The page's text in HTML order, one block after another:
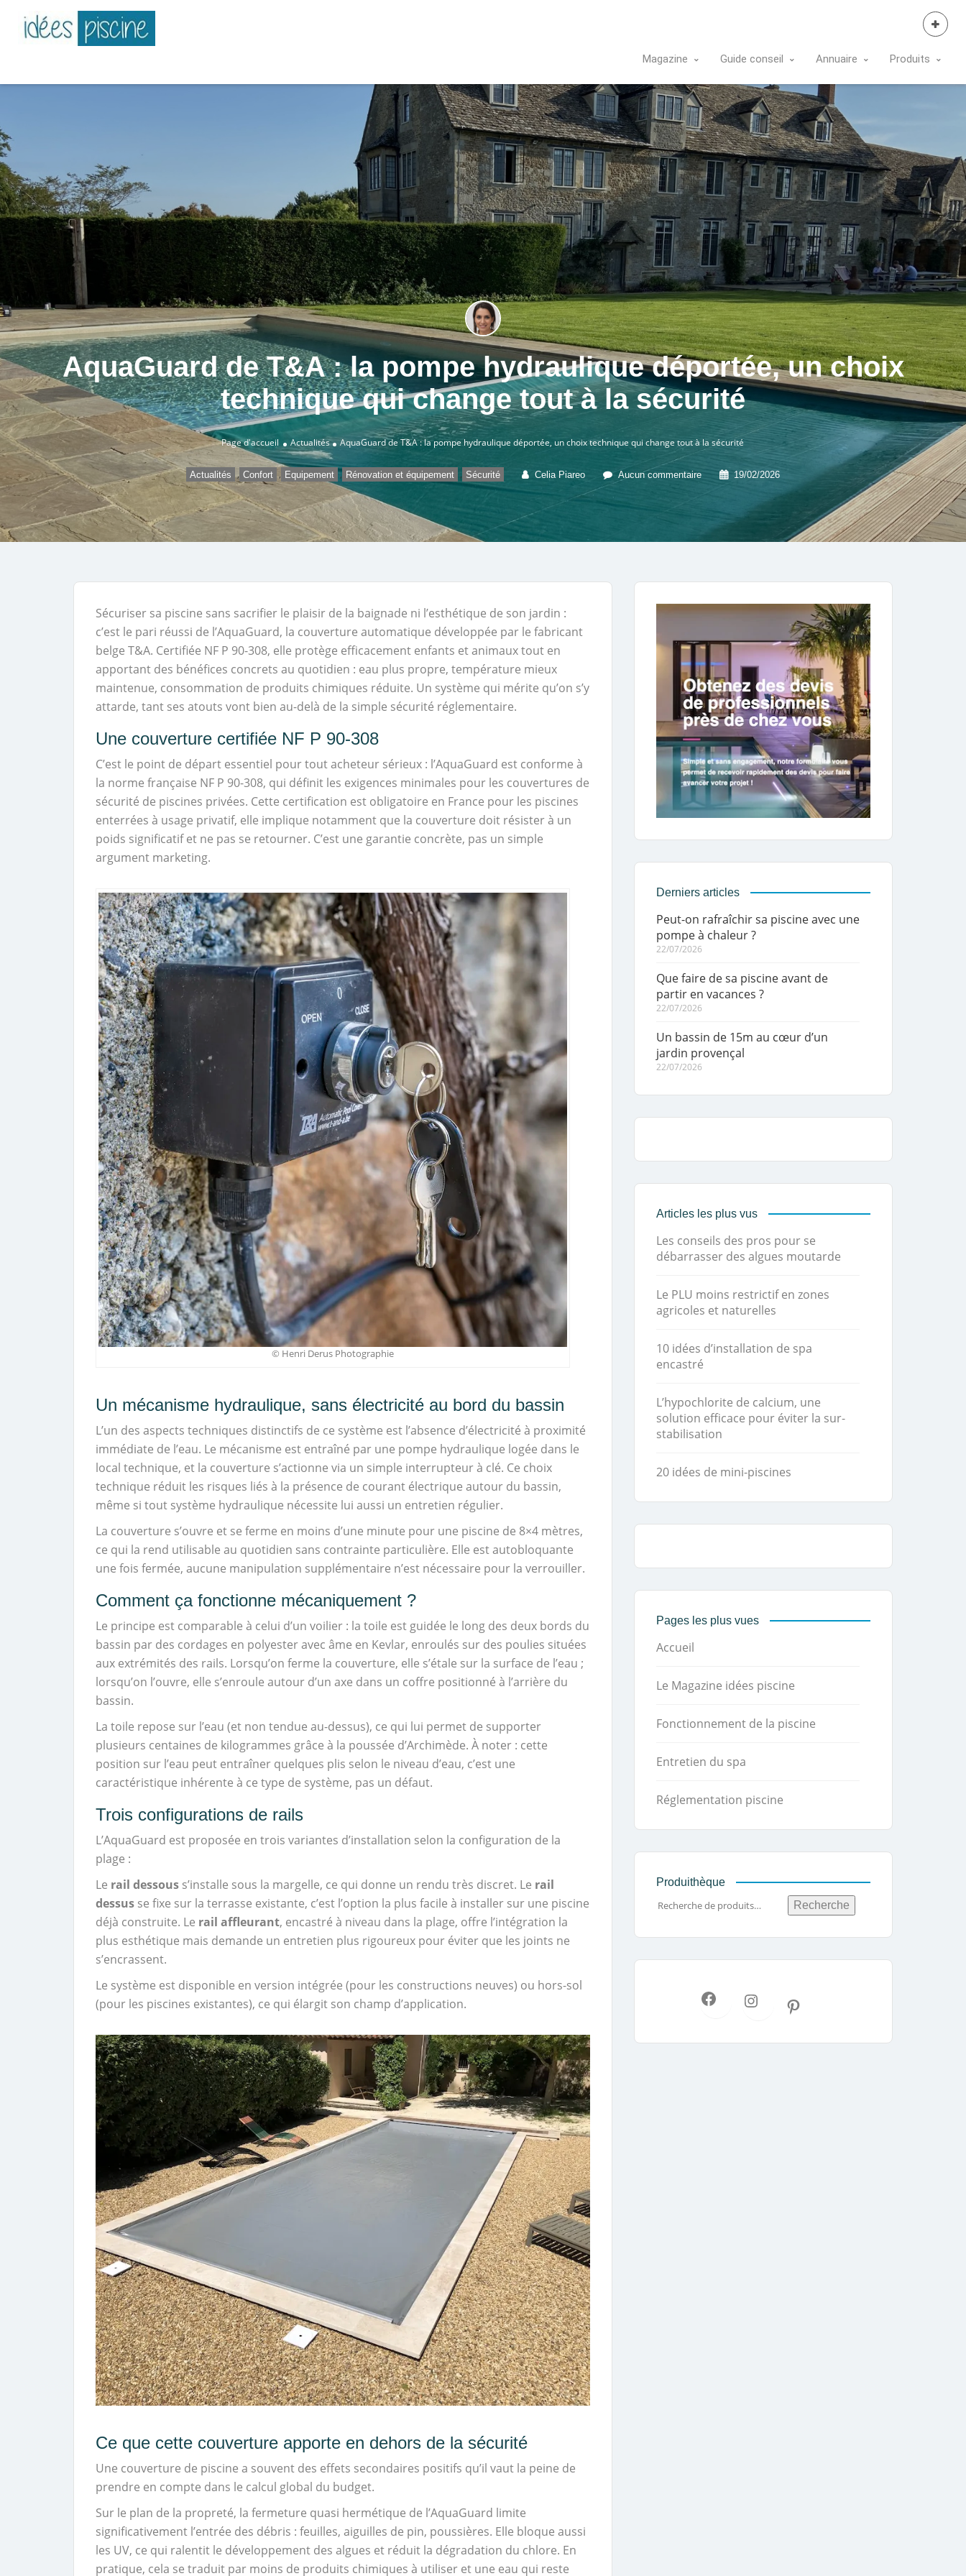
Magazine Guide conseil Annuaire Produits
AquaGuard de T&A : la pompe hydraulique déportée, un choix
technique qui change tout à la sécurité
Page d'accueil Actualités AquaGuard de T&A : la pompe hydraulique déportée, un choix technique qui change tout à la sécurité
Actualités , Confort , Equipement , Rénovation et équipement , Sécurité Celia Piareo Aucun commentaire 19/02/2026
Sécuriser sa piscine sans sacrifier le plaisir de la baignade ni l’esthétique de son jardin :
c’est le pari réussi de l’AquaGuard, la couverture automatique développée par le fabricant
belge T&A. Certifiée NF P 90-308, elle protège efficacement enfants et animaux tout en
apportant des bénéfices concrets au quotidien : eau plus propre, température mieux
maintenue, consommation de produits chimiques réduite. Un système qui mérite qu’on s’y
attarde, tant ses atouts vont bien au-delà de la simple sécurité réglementaire.
Une couverture certifiée NF P 90-308
C’est le point de départ essentiel pour tout acheteur sérieux : l’AquaGuard est conforme à
la norme française NF P 90-308, qui définit les exigences minimales pour les couvertures de
sécurité de piscines privées. Cette certification est obligatoire en France pour les piscines
enterrées à usage privatif, elle implique notamment que la couverture doit résister à un
poids significatif et ne pas se retourner. C’est une garantie concrète, pas un simple
argument marketing.
© Henri Derus Photographie
Un mécanisme hydraulique, sans électricité au bord du bassin
L’un des aspects techniques distinctifs de ce système est l’absence d’électricité à proximité
immédiate de l’eau. Le mécanisme est entraîné par une pompe hydraulique logée dans le
local technique, et la couverture s’actionne via un simple interrupteur à clé. Ce choix
technique réduit les risques liés à la présence de courant électrique autour du bassin,
même si tout système hydraulique nécessite lui aussi un entretien régulier.
La couverture s’ouvre et se ferme en moins d’une minute pour une piscine de 8×4 mètres,
ce qui la rend utilisable au quotidien sans contrainte particulière. Elle est autobloquante
une fois fermée, aucune manipulation supplémentaire n’est nécessaire pour la verrouiller.
Comment ça fonctionne mécaniquement ?
Le principe est comparable à celui d’un voilier : la toile est guidée le long des deux bords du
bassin par des cordages en polyester avec âme en Kevlar, enroulés sur des poulies situées
aux extrémités des rails. Lorsqu’on ferme la couverture, elle s’étale sur la surface de l’eau ;
lorsqu’on l’ouvre, elle s’enroule autour d’un axe dans un coffre positionné à l’arrière du
bassin.
La toile repose sur l’eau (et non tendue au-dessus), ce qui lui permet de supporter
plusieurs centaines de kilogrammes grâce à la poussée d’Archimède. À noter : cette
position sur l’eau peut entraîner quelques plis selon le niveau d’eau, c’est une
caractéristique inhérente à ce type de système, pas un défaut.
Trois configurations de rails
L’AquaGuard est proposée en trois variantes d’installation selon la configuration de la
plage :
Le rail dessous s’installe sous la margelle, ce qui donne un rendu très discret. Le rail
dessus se fixe sur la terrasse existante, c’est l’option la plus facile à installer sur une piscine
déjà construite. Le rail affleurant, encastré à niveau dans la plage, offre l’intégration la
plus esthétique mais demande un entretien plus rigoureux pour éviter que les joints ne
s’encrassent.
Le système est disponible en version intégrée (pour les constructions neuves) ou hors-sol
(pour les piscines existantes), ce qui élargit son champ d’application.
Ce que cette couverture apporte en dehors de la sécurité
Une couverture de piscine a souvent des effets secondaires positifs qu’il vaut la peine de
prendre en compte dans le calcul global du budget.
Sur le plan de la propreté, la fermeture quasi hermétique de l’AquaGuard limite
significativement l’entrée des débris : feuilles, aiguilles de pin, poussières. Elle bloque aussi
les UV, ce qui ralentit le développement des algues et réduit la dégradation du chlore. En
pratique, cela se traduit par moins de produits chimiques à utiliser et une eau qui reste
Derniers articles
Peut-on rafraîchir sa piscine avec une
pompe à chaleur ?
22/07/2026
Que faire de sa piscine avant de
partir en vacances ?
22/07/2026
Un bassin de 15m au cœur d’un
jardin provençal
22/07/2026
Articles les plus vus
Les conseils des pros pour se
débarrasser des algues moutarde
Le PLU moins restrictif en zones
agricoles et naturelles
10 idées d’installation de spa
encastré
L’hypochlorite de calcium, une
solution efficace pour éviter la sur-
stabilisation
20 idées de mini-piscines
Pages les plus vues
Accueil
Le Magazine idées piscine
Fonctionnement de la piscine
Entretien du spa
Réglementation piscine
Produithèque
Recherche